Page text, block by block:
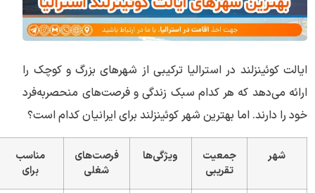
ایالت کوئینزلند در استرالیا ترکیبی از شهرهای بزرگ و کوچک را
ارائه می‌دهد که هر کدام سبک زندگی و فرصت‌های منحصربه‌فرد
خود را دارند. اما بهترین شهر کوئینزلند برای ایرانیان کدام است؟
شهر
جمعیت
تقریبی
ویژگی‌ها
فرصت‌های
شغلی
مناسب
برای